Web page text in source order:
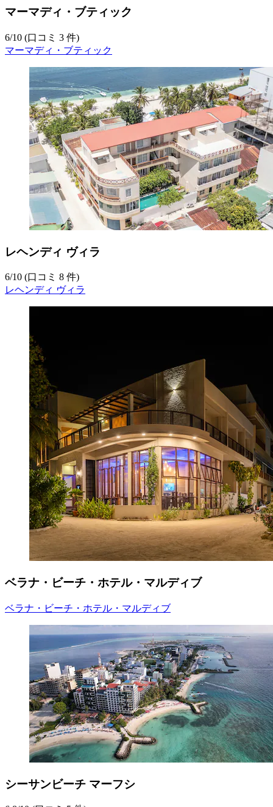
マーマディ・ブティック
6/10 (口コミ 3 件)
マーマディ・ブティック
レヘンディ ヴィラ
6/10 (口コミ 8 件)
レヘンディ ヴィラ
ベラナ・ビーチ・ホテル・マルディブ
ベラナ・ビーチ・ホテル・マルディブ
シーサンビーチ マーフシ